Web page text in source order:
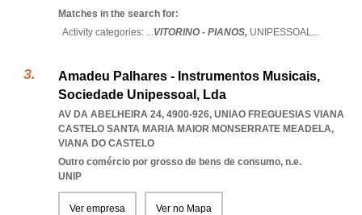
Matches in the search for:
Activity categories: ...VITORINO - PIANOS, UNIPESSOAL...
Amadeu Palhares - Instrumentos Musicais,
Sociedade Unipessoal, Lda
AV DA ABELHEIRA 24, 4900-926, UNIAO FREGUESIAS VIANA
CASTELO SANTA MARIA MAIOR MONSERRATE MEADELA,
VIANA DO CASTELO
Outro comércio por grosso de bens de consumo, n.e.
UNIP
Ver empresa Ver no Mapa